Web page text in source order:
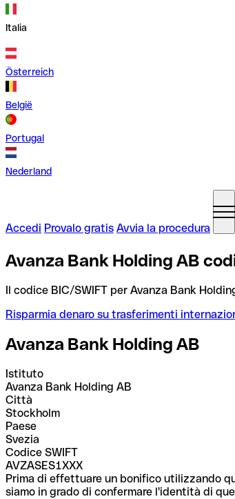
Italia
Österreich
België
Portugal
Nederland
Accedi Provalo gratis Avvia la procedura
Avanza Bank Holding AB
Il codice BIC/SWIFT per Avanza Bank
Risparmia denaro su trasferimenti
Avanza Bank Holding AB
Istituto
Avanza Bank Holding AB
Città
Stockholm
Paese
Svezia
Codice SWIFT
AVZASES1XXX
Prima di effettuare un bonifico utilizzando
siamo in grado di confermare l'identità di